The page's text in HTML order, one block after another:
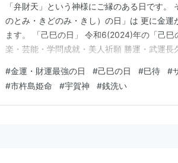
「弁財天」という神様にご縁のある日です
のとみ・きどのみ・きし）の日」は 更に金
ます。 「己巳の日」 令和6(2024)年の「己
楽・芸能・学問成就・美人祈願 勝運・武運
札をどうするか 「己巳の日」 「己巳の日」(
のと）と 十二支の「…
#金運・財運最強の日 #己巳の日 #巳待 #
#市杵島姫命 #宇賀神 #銭洗い